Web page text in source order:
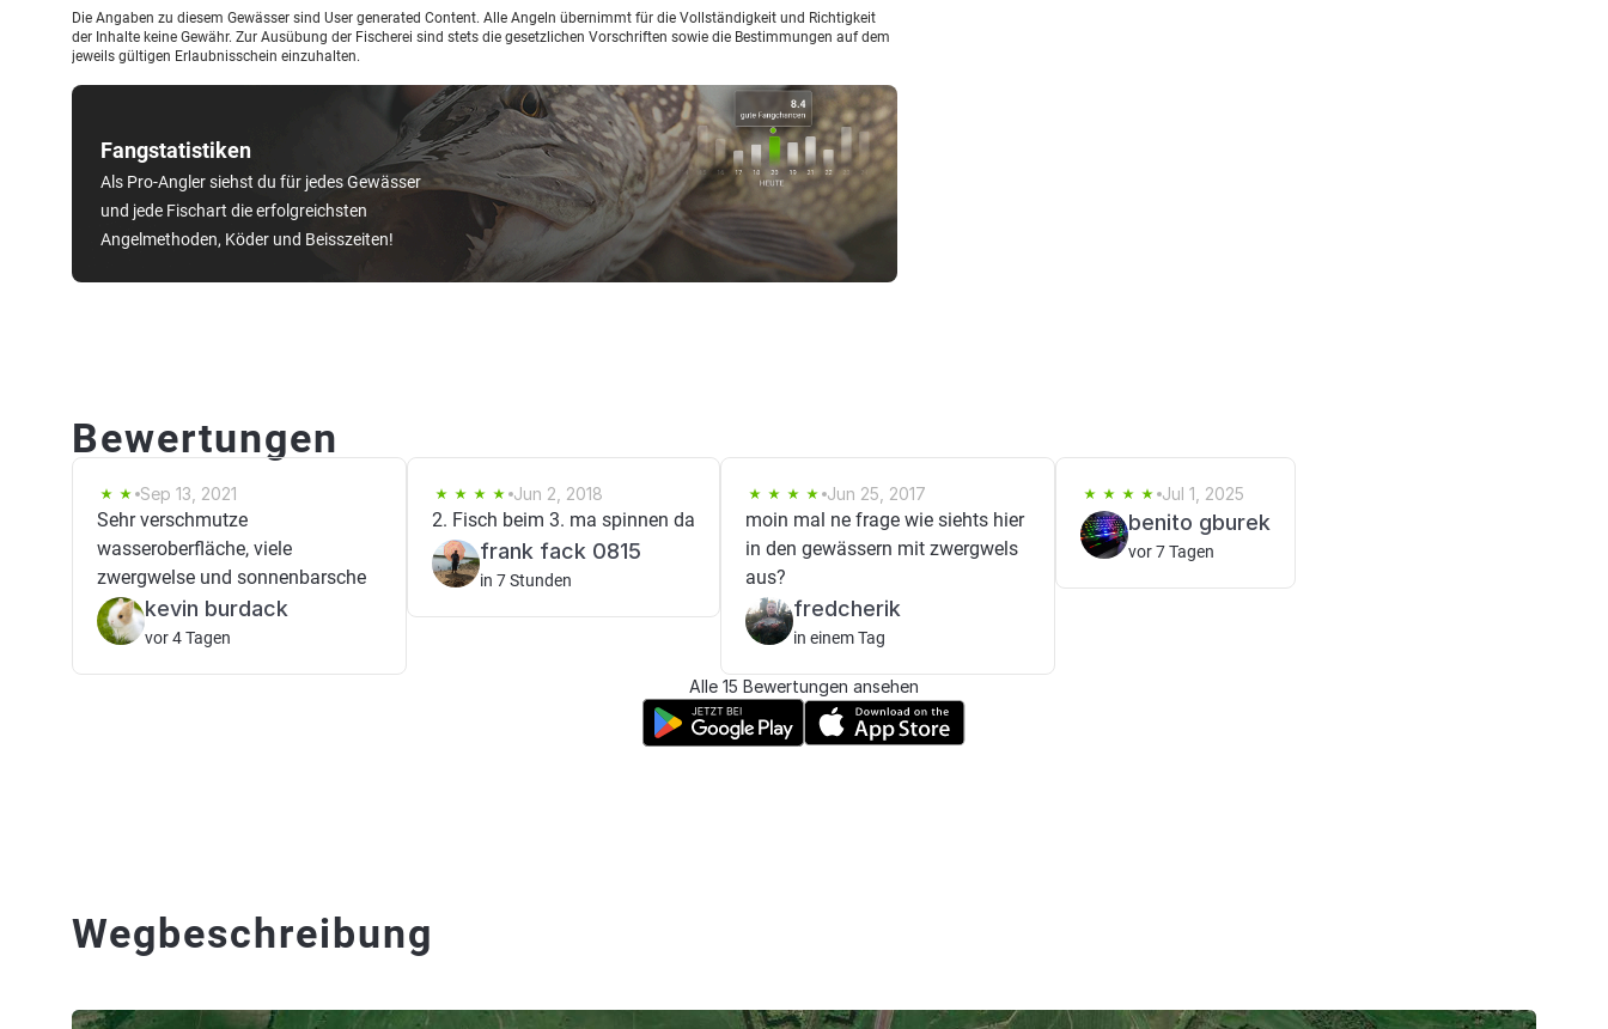
Fangstatistiken
Als Pro-Angler siehst du für jedes Gewässer
und jede Fischart die erfolgreichsten
Angelmethoden, Köder und Beisszeiten!
Die Angaben zu diesem Gewässer sind User generated Content. Alle Angeln übernimmt für die Vollständigkeit und Richtigkeit
der Inhalte keine Gewähr. Zur Ausübung der Fischerei sind stets die gesetzlichen Vorschriften sowie die Bestimmungen auf dem
jeweils gültigen Erlaubnisschein einzuhalten.
Bewertungen
Sep 13, 2021
Sehr verschmutze
wasseroberfläche, viele
zwergwelse und sonnenbarsche
kevin burdack
vor 4 Tagen
Jun 2, 2018
2. Fisch beim 3. ma spinnen da
frank fack 0815
in 7 Stunden
Jun 25, 2017
moin mal ne frage wie siehts hier
in den gewässern mit zwergwels
aus?
fredcherik
in einem Tag
Jul 1, 2025
benito gburek
vor 7 Tagen
Alle 15 Bewertungen ansehen
Wegbeschreibung